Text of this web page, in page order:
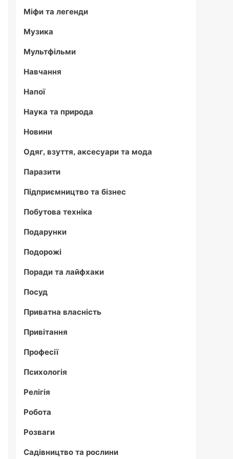
Міфи та легенди
Музика
Мультфільми
Навчання
Напої
Наука та природа
Новини
Одяг, взуття, аксесуари та мода
Паразити
Підприємництво та бізнес
Побутова техніка
Подарунки
Подорожі
Поради та лайфхаки
Посуд
Приватна власність
Привітання
Професії
Психологія
Релігія
Робота
Розваги
Садівництво та рослини